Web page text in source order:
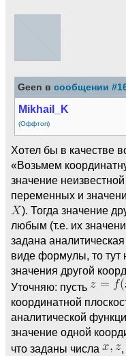
Geen в сообщении
Mikhail_K
(Оффтоп)
Хотел бы в качестве
«Возьмем
значение
переменных и
). Тогда значение
любым (т.е. их
задана
виде формулы, то
значения другой
Уточняю: пусть
координатной
аналитической
значение одной
что заданы числа